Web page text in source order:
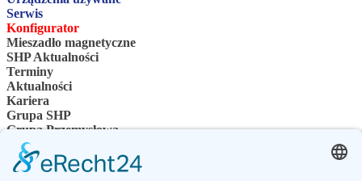
Serwis
Konfigurator
Mieszadło magnetyczne
SHP Aktualności
Terminy
Aktualności
Kariera
Grupa SHP
Grupa Przemysłowa
Osoba kontaktowa
Kontakt
Sprzedawcy specjalistyczni